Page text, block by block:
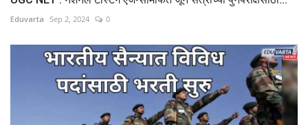
Eduvarta Sep 2, 2024 0